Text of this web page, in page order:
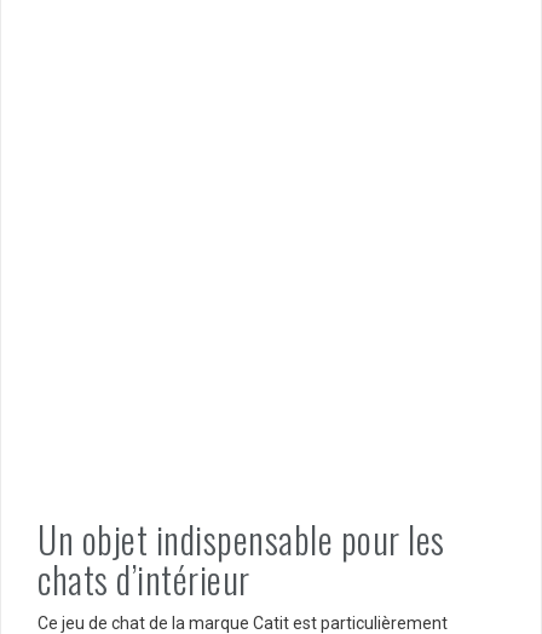
Un objet indispensable pour les
chats d’intérieur
Ce jeu de chat de la marque Catit est particulièrement